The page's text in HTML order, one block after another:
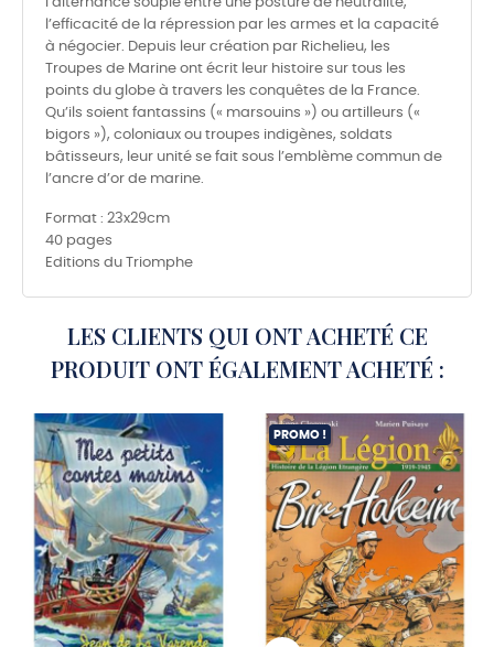
l’efficacité de la répression par les armes et la capacité
à négocier. Depuis leur création par Richelieu, les
Troupes de Marine ont écrit leur histoire sur tous les
points du globe à travers les conquêtes de la France.
Qu’ils soient fantassins (« marsouins ») ou artilleurs («
bigors »), coloniaux ou troupes indigènes, soldats
bâtisseurs, leur unité se fait sous l’emblème commun de
l’ancre d’or de marine.
Format : 23x29cm
40 pages
Editions du Triomphe
LES CLIENTS QUI ONT ACHETÉ CE
PRODUIT ONT ÉGALEMENT ACHETÉ :
PROMO !